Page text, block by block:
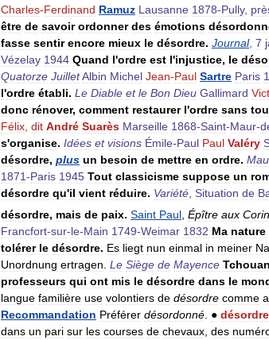
Charles-Ferdinand Ramuz Lausanne 1878-Pully,
être de savoir ordonner des émotions
fasse sentir encore mieux le désordre. Journal, 7
Vézelay 1944 Quand l'ordre est l'injustice, le
Quatorze JuilletAlbin Michel Jean-Paul Sartre Paris
l'ordre établi. Le Diable et le Bon Dieu Gallimard
donc rénover, comment restaurer l'ordre sans
Félix dit André Suarès Marseille 1868-Saint-Maur-
s'organise. Idées et visions Émile-Paul Paul Valéry
désordre, plus un besoin de mettre en ordre.
1871-Paris 1945 Tout classicisme suppose un
désordre qu'il vient réduire. Variété Situation de
désordre, mais de paix. Saint Paul Épître aux
Francfort-sur-le-Main 1749-Weimar 1832 Ma nature
tolérer le désordre. Es liegt nun einmal in meiner
Unordnung ertragen Le Siège de Mayence
professeurs qui ont mis le désordre dans le
langue familière use volontiers de désordre comme
Recommandation Préférer désordonné ● désordre
dans un pari sur les courses de chevaux des